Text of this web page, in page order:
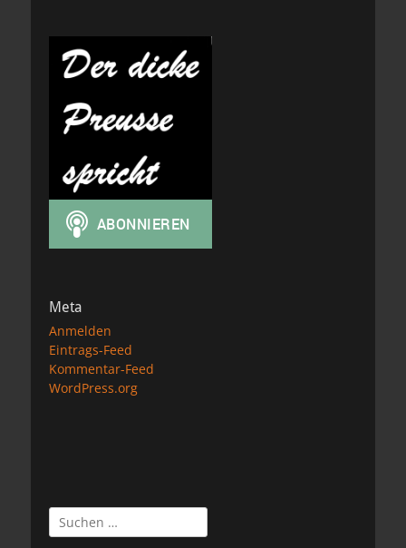
Meta
Anmelden
Eintrags-Feed
Kommentar-Feed
WordPress.org
Suchen
nach: